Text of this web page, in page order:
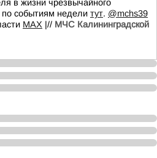
в жизни чрезвычайного
событиям недели тут. @mchs39
MAX |// МЧС Калининградской